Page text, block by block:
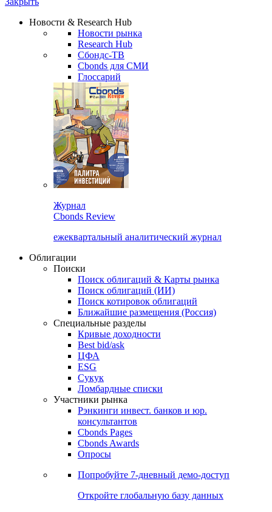
Новости & Research Hub
Новости рынка
Research Hub
Сбондс-ТВ
Cbonds для СМИ
Глоссарий
Журнал
Cbonds Review
ежеквартальный аналитический журнал
Облигации
Поиски
Поиск облигаций & Карты рынка
Поиск облигаций (ИИ)
Поиск котировок облигаций
Ближайшие размещения (Россия)
Специальные разделы
Кривые доходности
Best bid/ask
ЦФА
ESG
Сукук
Ломбардные списки
Участники рынка
Рэнкинги инвест. банков и юр.
консультантов
Cbonds Pages
Cbonds Awards
Опросы
Попробуйте 7-дневный демо-доступ
Откройте глобальную базу данных